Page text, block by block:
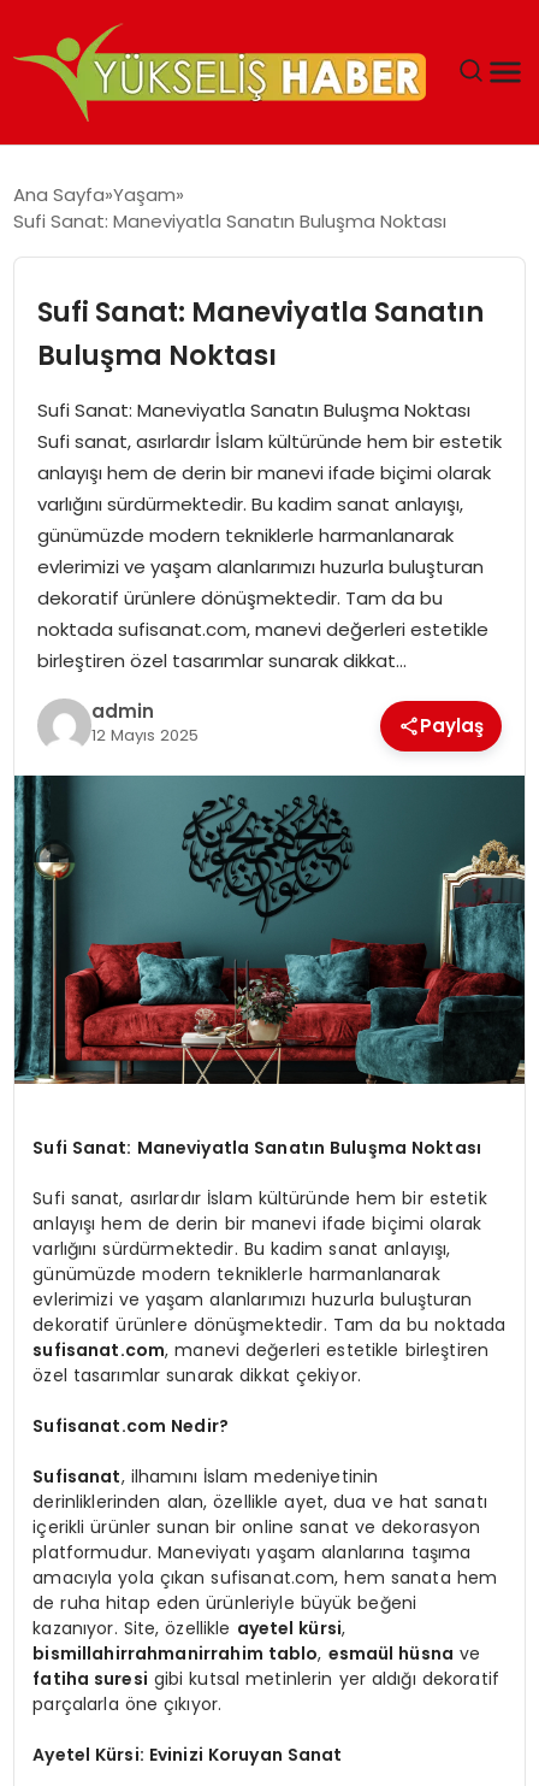
MALIYETLERINI AZALTIYOR’
Ana Sayfa Yaşam
Sufi Sanat: Maneviyatla Sanatın Buluşma Noktası
Sufi Sanat: Maneviyatla Sanatın
Buluşma Noktası
Sufi Sanat: Maneviyatla Sanatın Buluşma Noktası
Sufi sanat, asırlardır İslam kültüründe hem bir estetik
anlayışı hem de derin bir manevi ifade biçimi olarak
varlığını sürdürmektedir. Bu kadim sanat anlayışı,
günümüzde modern tekniklerle harmanlanarak
evlerimizi ve yaşam alanlarımızı huzurla buluşturan
dekoratif ürünlere dönüşmektedir. Tam da bu
noktada sufisanat.com, manevi değerleri estetikle
birleştiren özel tasarımlar sunarak dikkat…
admin
12 Mayıs 2025 Paylaş
Sufi Sanat: Maneviyatla Sanatın Buluşma Noktası
Sufi sanat, asırlardır İslam kültüründe hem bir estetik
anlayışı hem de derin bir manevi ifade biçimi olarak
varlığını sürdürmektedir. Bu kadim sanat anlayışı,
günümüzde modern tekniklerle harmanlanarak
evlerimizi ve yaşam alanlarımızı huzurla buluşturan
dekoratif ürünlere dönüşmektedir. Tam da bu noktada
sufisanat.com, manevi değerleri estetikle birleştiren
özel tasarımlar sunarak dikkat çekiyor.
Sufisanat.com Nedir?
Sufisanat, ilhamını İslam medeniyetinin
derinliklerinden alan, özellikle ayet, dua ve hat sanatı
içerikli ürünler sunan bir online sanat ve dekorasyon
platformudur. Maneviyatı yaşam alanlarına taşıma
amacıyla yola çıkan sufisanat.com, hem sanata hem
de ruha hitap eden ürünleriyle büyük beğeni
kazanıyor. Site, özellikle ayetel kürsi,
bismillahirrahmanirrahim tablo, esmaül hüsna ve
fatiha suresi gibi kutsal metinlerin yer aldığı dekoratif
parçalarla öne çıkıyor.
Ayetel Kürsi: Evinizi Koruyan Sanat